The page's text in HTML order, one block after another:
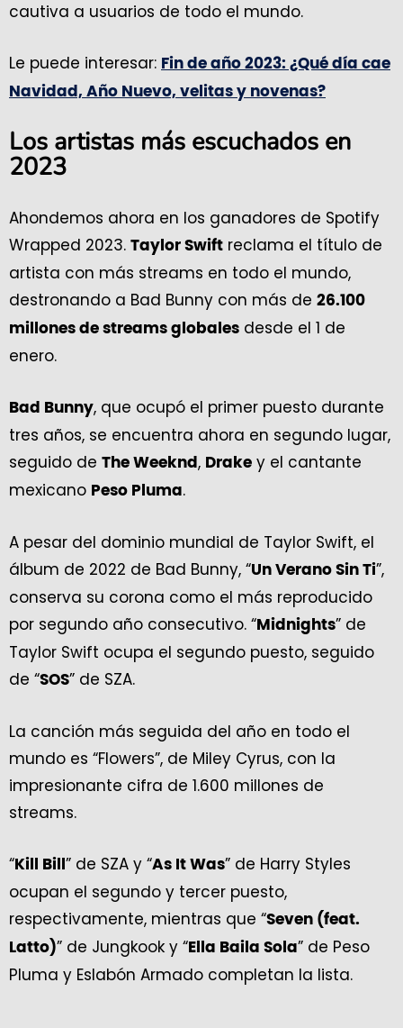
cautiva a usuarios de todo el mundo.
Le puede interesar: Fin de año 2023: ¿Qué día cae
Navidad, Año Nuevo, velitas y novenas?
Los artistas más escuchados en
2023
Ahondemos ahora en los ganadores de Spotify
Wrapped 2023. Taylor Swift reclama el título de
artista con más streams en todo el mundo,
destronando a Bad Bunny con más de 26.100
millones de streams globales desde el 1 de
enero.
Bad Bunny, que ocupó el primer puesto durante
tres años, se encuentra ahora en segundo lugar,
seguido de The Weeknd , Drake y el cantante
mexicano Peso Pluma.
A pesar del dominio mundial de Taylor Swift, el
álbum de 2022 de Bad Bunny, “Un Verano Sin Ti”,
conserva su corona como el más reproducido
por segundo año consecutivo. “ Midnights” de
Taylor Swift ocupa el segundo puesto, seguido
de “SOS” de SZA.
La canción más seguida del año en todo el
mundo es “Flowers”, de Miley Cyrus, con la
impresionante cifra de 1.600 millones de
streams.
“ Kill Bill ” de SZA y “As It Was” de Harry Styles
ocupan el segundo y tercer puesto,
respectivamente, mientras que “Seven (feat.
Latto)” de Jungkook y “ Ella Baila Sola” de Peso
Pluma y Eslabón Armado completan la lista.